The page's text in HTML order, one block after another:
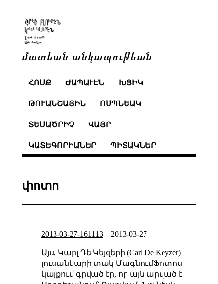
մատեան անկապութեան
ՀՈՍՔ ԺԱՊԱՒԷՆ ԽՑԻԿ
ԹՈՒԱՆՇԱՅԻՆ ՈՍՊՆԵԱԿ
ՏԵՍԱԾՐԻՉ ՎԱՅՐ
ԿԱՏԵԳՈՐԻԱՆԵՐ ՊԻՏԱԿՆԵՐ
փոտո
2013-03-27-161113– 2013-03-27
Այս, Կարլ Դե Կեյզերի (Carl De Keyzer)
լուսանկարի տակ ՄագնումՖոտոս
կայքում գրված էր, որ այն արված է